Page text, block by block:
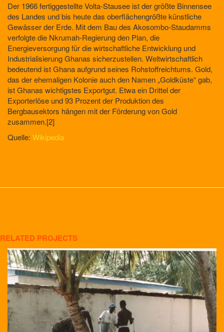
Der 1966 fertiggestellte Volta-Stausee ist der größte Binnensee
des Landes und bis heute das oberflächengrößte künstliche
Gewässer der Erde. Mit dem Bau des Akosombo-Staudamms
verfolgte die Nkrumah-Regierung den Plan, die
Energieversorgung für die wirtschaftliche Entwicklung und
Industrialisierung Ghanas sicherzustellen. Weltwirtschaftlich
bedeutend ist Ghana aufgrund seines Rohstoffreichtums. Gold,
das der ehemaligen Kolonie auch den Namen „Goldküste“ gab,
ist Ghanas wichtigstes Exportgut. Etwa ein Drittel der
Exporterlöse und 93 Prozent der Produktion des
Bergbausektors hängen mit der Förderung von Gold
zusammen.[2]
Quelle: Wikipedia
RELATED PROJECTS